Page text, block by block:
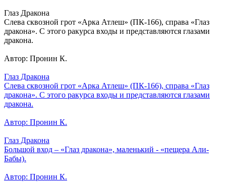
Глаз Дракона
Слева сквозной грот «Арка Атлеш» (ПК-166), справа «Глаз
дракона». С этого ракурса входы и представляются глазами
дракона.
Автор: Пронин К.
Глаз Дракона
Слева сквозной грот «Арка Атлеш» (ПК-166), справа «Глаз
дракона». С этого ракурса входы и представляются глазами
дракона.
Автор: Пронин К.
Глаз Дракона
Большой вход – «Глаз дракона», маленький - «пещера Али-
Бабы).
Автор: Пронин К.